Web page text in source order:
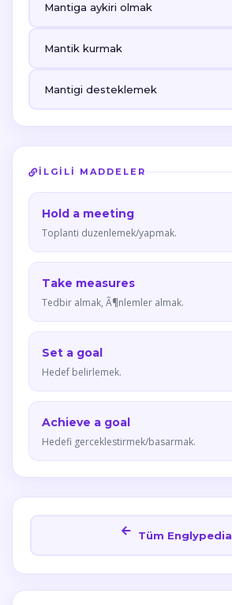
Mantiga aykiri olmak
Mantik kurmak
Mantigi desteklemek
İLGILI MADDELER
Hold a meeting
Toplanti duzenlemek/yapmak.
Take measures
Tedbir almak, Ã¶nlemler almak.
Set a goal
Hedef belirlemek.
Achieve a goal
Hedefi gerceklestirmek/basarmak.
Tüm Englypedia